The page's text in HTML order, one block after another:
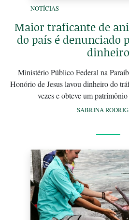
NOTÍCIAS
Maior traficante de
do país é denunciado
dinheiro
Ministério Público Federal na
Honório de Jesus lavou dinheiro do
vezes e obteve um
SABRINA